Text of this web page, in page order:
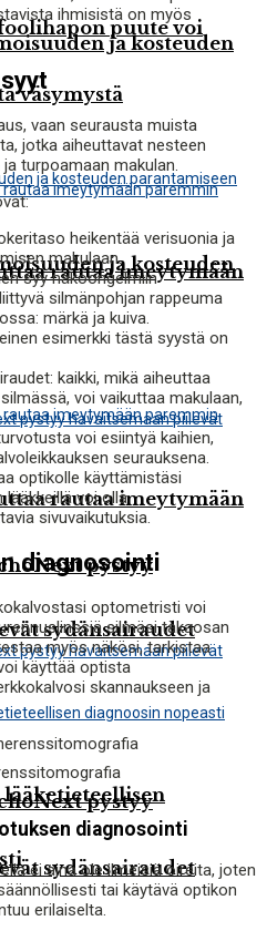
ja kosteuden
rautaa imeytymään
pystyy
sydänsairaudet
puute voi
väsymystä
ja kosteuden
rautaa imeytymään
pystyy
sydänsairaudet
ihmisistä on myös
vaan seurausta muista
jotka aiheuttavat nesteen
turpoamaan makulan.
heikentää verisuonia ja
makulaan.
syy näköongelmiin
silmänpohjan rappeuma
märkä ja kuiva.
esimerkki tästä syystä on
kaikki, mikä aiheuttaa
voi vaikuttaa makulaan,
voi esiintyä kaihien,
seurauksena.
optikolle käyttämistäsi
lääkkeillä voi olla
sivuvaikutuksia.
diagnosointi
optometristi voi
silmäsi takaosan
myös näkösi, tarkistaa
käyttää optista
skannaukseen ja
diagnosointi
ei aina ole ilmeisiä oireita, joten
tai käytävä optikon
erilaiselta.